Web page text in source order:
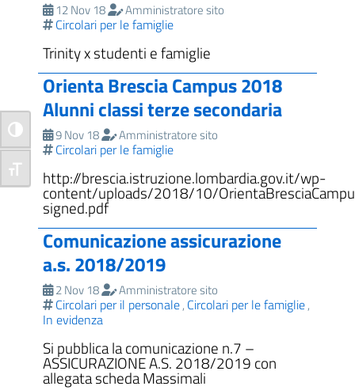
Attiva/disattiva alto contrasto
Attiva/disattiva dimensione testo
12 Nov 18 Amministratore sito
Circolari per le famiglie
Trinity x studenti e famiglie
Orienta Brescia Campus 2018
Alunni classi terze secondaria
9 Nov 18 Amministratore sito
Circolari per le famiglie
http://brescia.istruzione.lombardia.gov.it/wp-
content/uploads/2018/10/
signed.pdf
Comunicazione assicurazione
a.s. 2018/2019
2 Nov 18 Amministratore sito
Circolari per il personale, Circolari per le famiglie,
In evidenza
Si pubblica la comunicazione n.7 –
ASSICURAZIONE A.S. 2018/2019 con
allegata scheda Massimali